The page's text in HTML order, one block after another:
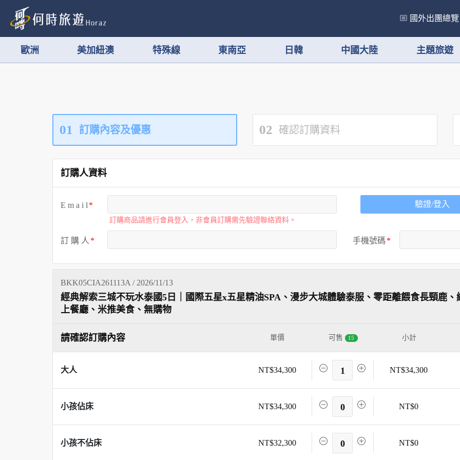
國外出團總覽
歐洲 美加紐澳 特殊線 東南亞 日韓 中國大陸 主題旅遊
01 訂購內容及優惠 02 確認訂購資料
訂購人資料
E m a i l
訂購商品請進行會員登入，非會員訂購需先驗證聯絡資料。
驗證/登入
訂 購 人 手機號碼
BKK05CIA261113A / 2026/11/13
經典解索三城不玩水泰國5日｜國際五星x五星精油SPA、漫步大城體驗泰服、零距離餵食長頸鹿、
上餐廳、米推美食、無購物
請確認訂購內容 單價 可售 15 小計
大人 NT$34,300 1 NT$34,300
小孩佔床 NT$34,300 0 NT$0
小孩不佔床 NT$32,300 0 NT$0